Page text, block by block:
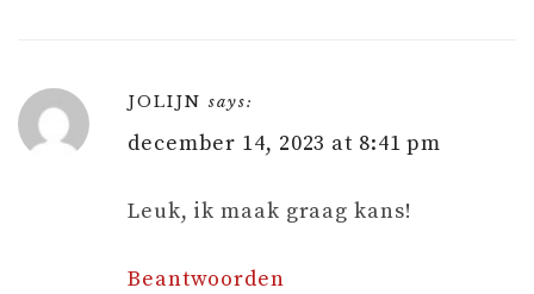
JOLIJN says:
december 14, 2023 at 8:41 pm
Leuk, ik maak graag kans!
Beantwoorden